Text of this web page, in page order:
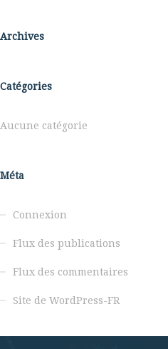
Archives
Catégories
Aucune catégorie
Méta
Connexion
Flux des publications
Flux des commentaires
Site de WordPress-FR